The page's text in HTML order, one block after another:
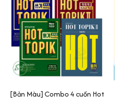
[Bản Màu] Combo 4 cuốn Hot